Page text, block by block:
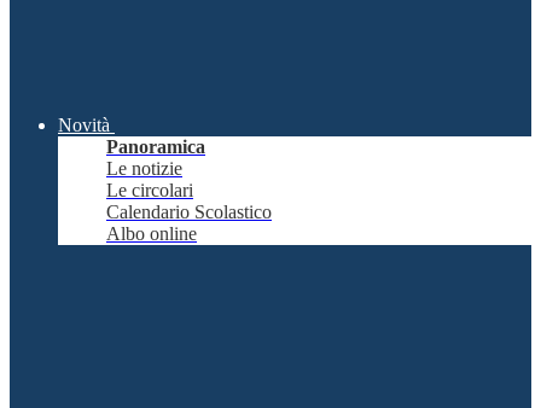
Novità
Panoramica
Le notizie
Le circolari
Calendario Scolastico
Albo online